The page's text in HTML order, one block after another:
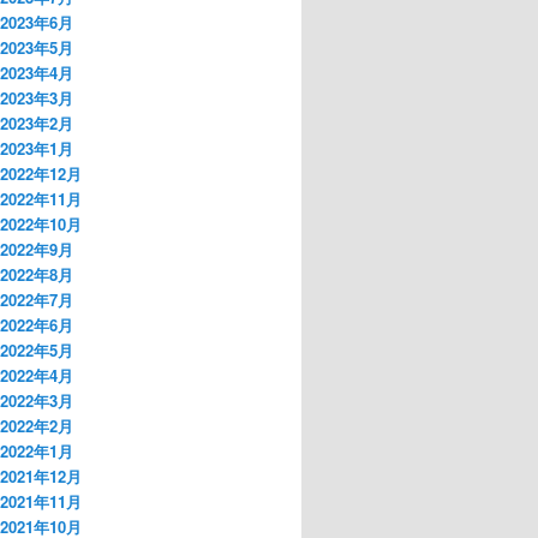
2023年6月
2023年5月
2023年4月
2023年3月
2023年2月
2023年1月
2022年12月
2022年11月
2022年10月
2022年9月
2022年8月
2022年7月
2022年6月
2022年5月
2022年4月
2022年3月
2022年2月
2022年1月
2021年12月
2021年11月
2021年10月